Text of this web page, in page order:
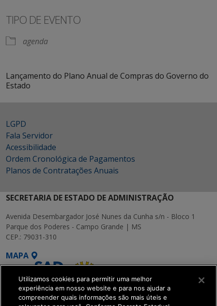
TIPO DE EVENTO
agenda
Lançamento do Plano Anual de Compras do Governo do
Estado
LGPD
Fala Servidor
Acessibilidade
Ordem Cronológica de Pagamentos
Planos de Contratações Anuais
SECRETARIA DE ESTADO DE ADMINISTRAÇÃO
Avenida Desembargador José Nunes da Cunha s/n - Bloco 1
Parque dos Poderes - Campo Grande | MS
CEP.: 79031-310
MAPA
Utilizamos cookies para permitir uma melhor
experiência em nosso website e para nos ajudar a
compreender quais informações são mais úteis e